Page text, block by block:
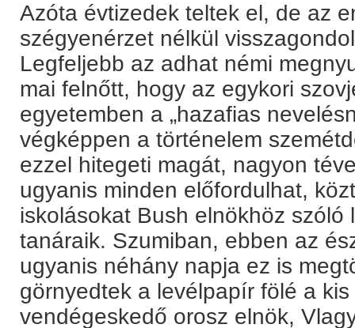
Azóta évtizedek teltek el, de az
szégyenérzet nélkül
Legfeljebb az adhat némi
mai felnőtt, hogy az egykori
egyetemben a „hazafias
végképpen a történelem
ezzel hitegeti magát, nagyon
ugyanis minden előfordulhat,
iskolásokat Bush elnökhöz
tanáraik. Szumiban, ebben az
ugyanis néhány napja ez is
görnyedtek a levélpapír fölé a
vendégeskedő orosz elnök,